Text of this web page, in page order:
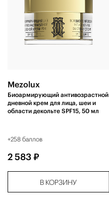
Mezolux
Биоармирующий антивозрастной
дневной крем для лица, шеи и
области декольте SPF15, 50 мл
+258 баллов
2 583 ₽
В КОРЗИНУ